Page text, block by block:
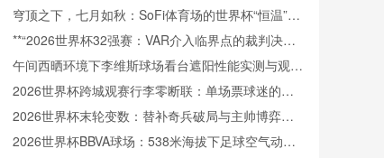
态密码”
穹顶之下，七月如秋：SoFi体育场的世界杯“恒温”方
案
**“2026世界杯32强赛：VAR介入临界点的裁判决策
博弈与制度优化路径”**
午间西晒环境下李维斯球场看台遮阳性能实测与观赛
热舒适影响分析
2026世界杯跨城观赛行李零断联：单场票球迷的极
速轻装中转方案
2026世界杯末轮变数：替补奇兵破局与主帅博弈的
战术罗生门
2026世界杯BBVA球场：538米海拔下足球空气动力